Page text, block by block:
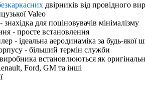
двірників від провідного
Valeo
для поціновувачів мінімалізму
- просте встановлення
- ідеальна аеродинаміка за будь-якої
- більший термін служби
встановлюються як
Ford, GM та інші